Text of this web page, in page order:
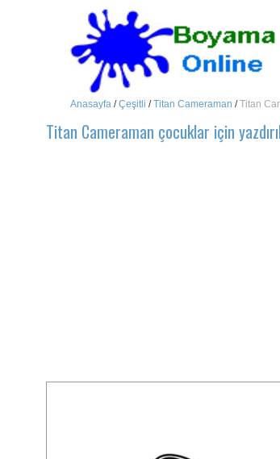
Anasayfa /Çeşitli /Titan Cameraman /Titan
Titan Cameraman çocuklar için